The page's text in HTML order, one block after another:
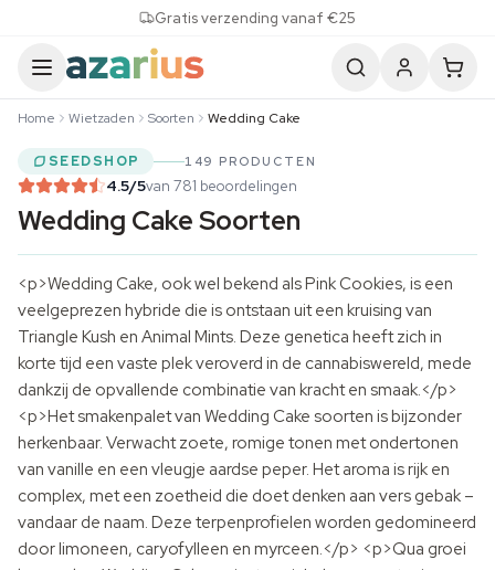
Gratis verzending vanaf €25
Home Wietzaden Soorten Wedding Cake
SEEDSHOP 149 PRODUCTEN
4.5/5van 781 beoordelingen
Wedding Cake Soorten
<p>Wedding Cake, ook wel bekend als Pink Cookies, is een
veelgeprezen hybride die is ontstaan uit een kruising van
Triangle Kush en Animal Mints. Deze genetica heeft zich in
korte tijd een vaste plek veroverd in de cannabiswereld, mede
dankzij de opvallende combinatie van kracht en smaak.</p>
<p>Het smakenpalet van Wedding Cake soorten is bijzonder
herkenbaar. Verwacht zoete, romige tonen met ondertonen
van vanille en een vleugje aardse peper. Het aroma is rijk en
complex, met een zoetheid die doet denken aan vers gebak –
vandaar de naam. Deze terpenprofielen worden gedomineerd
door limoneen, caryofylleen en myrceen.</p> <p>Qua groei